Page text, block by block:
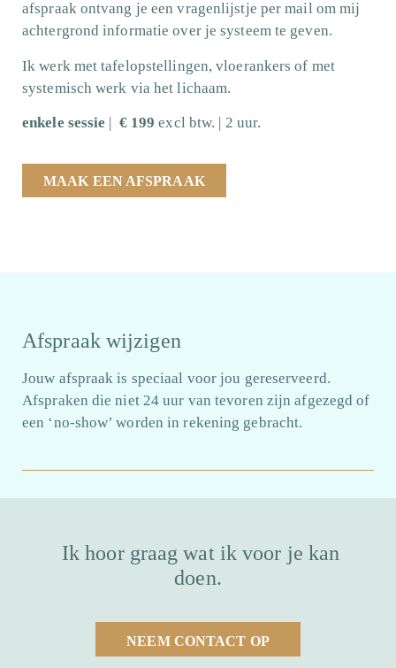
afspraak ontvang je een vragenlijstje per mail om mij
achtergrond informatie over je systeem te geven.
Ik werk met tafelopstellingen, vloerankers of met
systemisch werk via het lichaam.
enkele sessie | € 199 excl btw. | 2 uur.
MAAK EEN AFSPRAAK
Afspraak wijzigen
Jouw afspraak is speciaal voor jou gereserveerd.
Afspraken die niet 24 uur van tevoren zijn afgezegd of
een ‘no-show’ worden in rekening gebracht.
Ik hoor graag wat ik voor je kan
doen.
NEEM CONTACT OP